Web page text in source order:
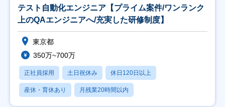
テスト自動化エンジニア【プライム案件/ワンランク
上のQAエンジニアへ/充実した研修制度】
東京都
350万~700万
正社員採用 土日祝休み 休日120日以上
産休・育休あり 月残業20時間以内